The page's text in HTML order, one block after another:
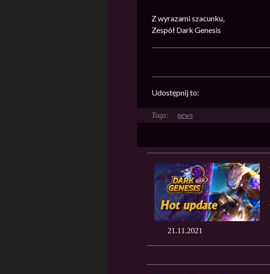
Z wyrazami szacunku,
Zespół Dark Genesis
Udostępnij to:
news
21.11.2021